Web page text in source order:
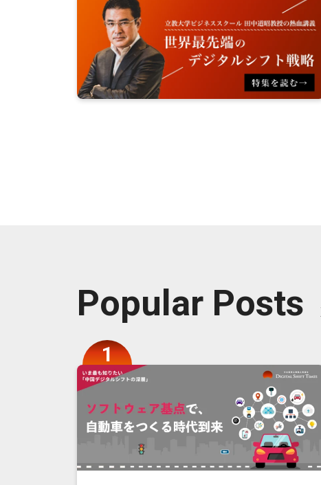
Popular Posts